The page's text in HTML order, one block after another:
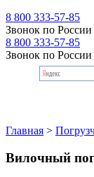
8 800 333-57-85
Звонок по
8 800 333-57-85
Звонок по
Главная >
Вилочный